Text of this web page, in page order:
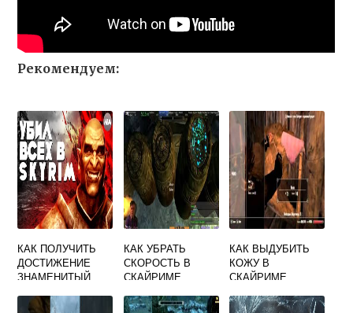
Рекомендуем:
КАК ПОЛУЧИТЬ
ДОСТИЖЕНИЕ
ЗНАМЕНИТЫЙ
СКАЙРИМ
КАК УБРАТЬ
СКОРОСТЬ В
СКАЙРИМЕ
КАК ВЫДУБИТЬ
КОЖУ В
СКАЙРИМЕ